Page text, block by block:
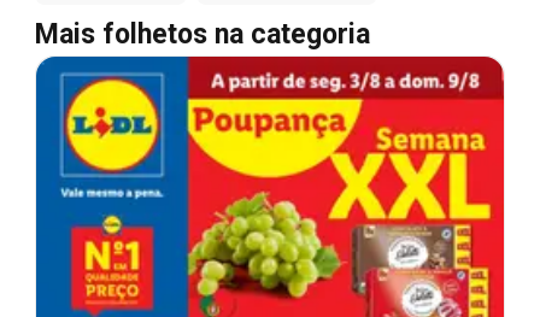
Mais folhetos na categoria